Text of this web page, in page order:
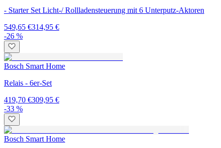
- Starter Set Licht-/ Rollladensteuerung mit 6 Unterputz-Aktoren
549,65 €314,95 €
-26 %
Bosch Smart Home
Relais - 6er-Set
419,70 €309,95 €
-33 %
Bosch Smart Home